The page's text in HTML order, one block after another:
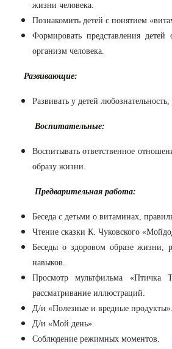
жизни человека.
Познакомить детей с понятием
Формировать представления
организм человека.
Развивающие:
Развивать у детей
Воспитательные:
Воспитывать ответственное
образу жизни.
Предварительная работа:
Беседа с детьми о витаминах,
Чтение сказки К. Чуковского
Беседы о здоровом образе жизни,
навыков.
Просмотр мультфильма «Птичка
рассматривание иллюстраций.
Д/и «Полезные и вредные продукты».
Д/и «Мой день».
Соблюдение режимных моментов.